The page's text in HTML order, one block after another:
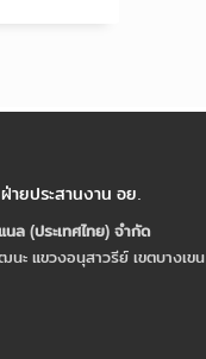
ยประสานงาน อย.
ล (ประเทศไทย) จํากัด
ะ แขวงอนุสาวรีย์ เขตบางเขน